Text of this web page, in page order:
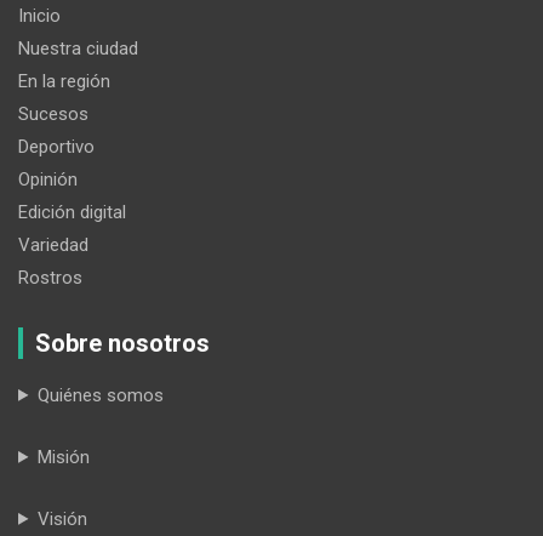
Inicio
Nuestra ciudad
En la región
Sucesos
Deportivo
Opinión
Edición digital
Variedad
Rostros
Sobre nosotros
Quiénes somos
Misión
Visión